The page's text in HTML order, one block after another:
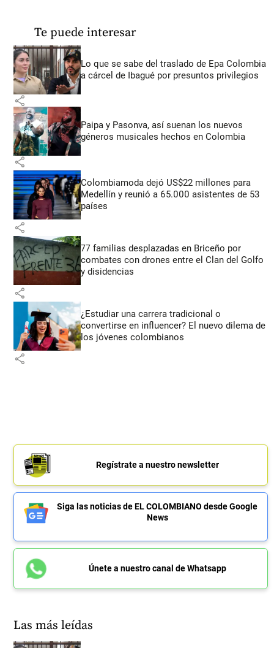
Te puede interesar
Lo que se sabe del traslado de Epa Colombia
a cárcel de Ibagué por presuntos privilegios
share
Paipa y Pasonva, así suenan los nuevos
géneros musicales hechos en Colombia
share
Colombiamoda dejó US$22 millones para
Medellín y reunió a 65.000 asistentes de 53
países
share
77 familias desplazadas en Briceño por
combates con drones entre el Clan del Golfo
y disidencias
share
¿Estudiar una carrera tradicional o
convertirse en influencer? El nuevo dilema de
los jóvenes colombianos
share
Regístrate a nuestro newsletter
Siga las noticias de EL COLOMBIANO desde Google
News
Únete a nuestro canal de Whatsapp
Las más leídas